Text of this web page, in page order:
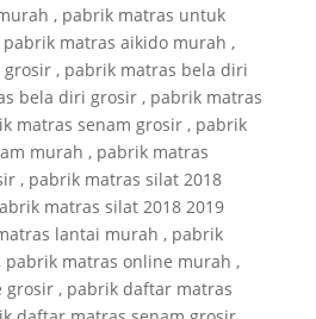
, pabrik matras untuk
matras aikido murah ,
, pabrik matras bela diri
bela diri grosir , pabrik matras
matras senam grosir , pabrik
murah , pabrik matras
, pabrik matras silat 2018
matras silat 2018 2019
lantai murah , pabrik
matras online murah ,
, pabrik daftar matras